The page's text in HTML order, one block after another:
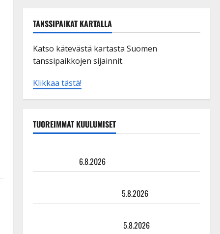
TANSSIPAIKAT KARTALLA
Katso kätevästä kartasta Suomen
tanssipaikkojen sijainnit.
Klikkaa tästä!
TUOREIMMAT KUULUMISET
6.8.2026
5.8.2026
5.8.2026